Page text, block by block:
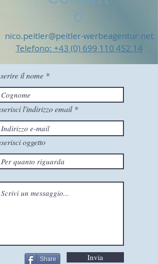
o
nico.peitler@peitler-werbeagentur.net
Telefono: +43 (0) 699 110 452 14
il nome
l'indirizzo email
oggetto
Share Invia